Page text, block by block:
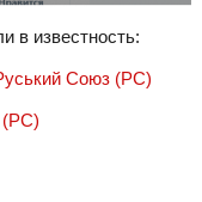
в известность:
Союз (РС)
(РС)